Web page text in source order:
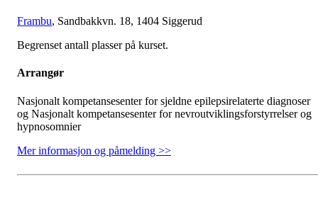
Frambu, Sandbakkvn. 18, 1404 Siggerud
Begrenset antall plasser på kurset.
Arrangør
Nasjonalt kompetansesenter for sjeldne epilepsirelaterte diagnoser
og Nasjonalt kompetansesenter for nevroutviklingsforstyrrelser og
hypnosomnier
Mer informasjon og påmelding >>